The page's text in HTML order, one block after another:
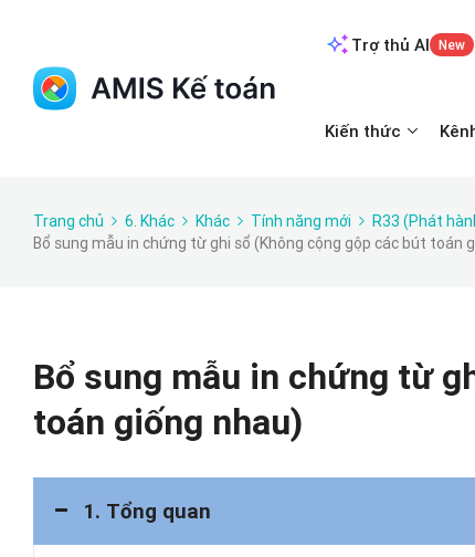
Trợ thủ AI New
Kiến thức
Trang chủ 6. Khác Khác Tính năng mới
R33 (Phát
Bổ sung mẫu in chứng từ ghi sổ (Không cộng gộp các bút toán
Bổ sung mẫu in chứng từ
toán giống nhau)
1. Tổng quan